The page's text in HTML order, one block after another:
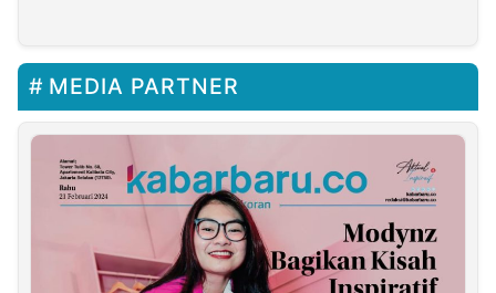
MEDIA PARTNER